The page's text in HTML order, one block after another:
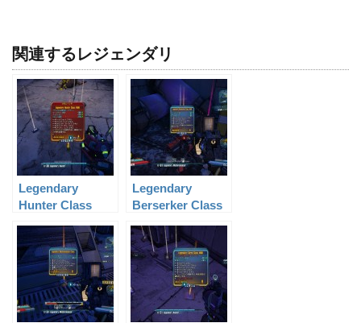
関連するレジェンダリ
Legendary
Hunter Class
Legendary
Berserker Class